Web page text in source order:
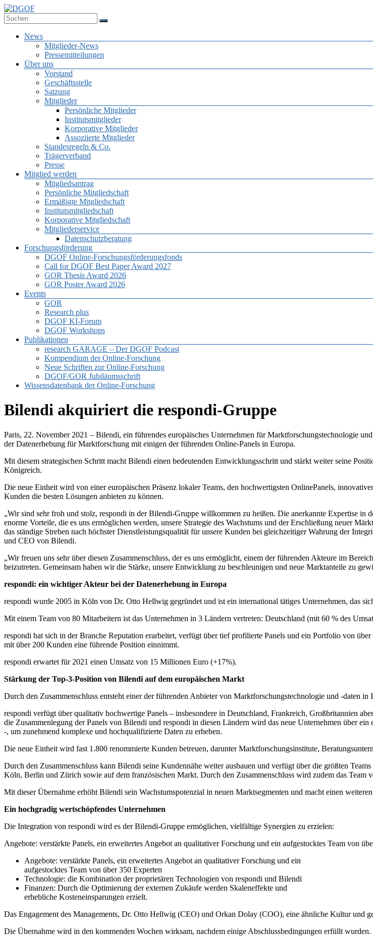
Zum
Inhalt
springen
Deutsche Gesellschaft für Online-Forschung e.V.
Menü
News
Mitglieder-News
Pressemitteilungen
Über uns
Vorstand
Geschäftsstelle
Satzung
Mitglieder
Persönliche Mitglieder
Institutsmitglieder
Korporative Mitglieder
Assoziierte Mitglieder
Standesregeln & Co.
Trägerverband
Presse
Mitglied werden
Mitgliedsantrag
Persönliche Mitgliedschaft
Ermäßigte Mitgliedschaft
Institutsmitgliedschaft
Korporative Mitgliedschaft
Mitgliederservice
Datenschutzberatung
Forschungsförderung
DGOF Online-Forschungsförderungsfonds
Call for DGOF Best Paper Award 2027
GOR Thesis Award 2026
GOR Poster Award 2026
Events
GOR
Research plus
DGOF KI-Forum
DGOF Workshops
Publikationen
research GARAGE – Der DGOF Podcast
Kompendium der Online-Forschung
Neue Schriften zur Online-Forschung
DGOF/GOR Jubiläumsschrift
Wissensdatenbank der Online-Forschung
Bilendi akquiriert die respondi-Gruppe
Paris, 22. November 2021 – Bilendi, ein führendes europäisches Unternehmen für Marktforschungstechnologie
der Datenerhebung für Marktforschung mit einigen der führenden Online-Panels in Europa.
Mit diesem strategischen Schritt macht Bilendi einen bedeutenden Entwicklungsschritt und stärkt weiter seine
Königreich.
Die neue Einheit wird von einer europäischen Präsenz lokaler Teams, den hochwertigsten OnlinePanels,
Kunden die besten Lösungen anbieten zu können.
„Wir sind sehr froh und stolz, respondi in der Bilendi-Gruppe willkommen zu heißen. Die anerkannte Expertise in
enorme Vorteile, die es uns ermöglichen werden, unsere Strategie des Wachstums und der Erschließung neuer
das ständige Streben nach höchster Dienstleistungsqualität für unsere Kunden bei gleichzeitiger Wahrung der
und CEO von Bilendi.
„Wir freuen uns sehr über diesen Zusammenschluss, der es uns ermöglicht, einem der führenden Akteure im
beizutreten. Gemeinsam haben wir die Stärke, unsere Entwicklung zu beschleunigen und neue Marktanteile zu
respondi: ein wichtiger Akteur bei der Datenerhebung in Europa
respondi wurde 2005 in Köln von Dr. Otto Hellwig gegründet und ist ein international tätiges Unternehmen, das
Mit einem Team von 80 Mitarbeitern ist das Unternehmen in 3 Ländern vertreten: Deutschland (mit 60 % des
respondi hat sich in der Branche Reputation erarbeitet, verfügt über tief profilierte Panels und ein Portfolio von
mit über 200 Kunden eine führende Position einnimmt.
respondi erwartet für 2021 einen Umsatz von 15 Millionen Euro (+17%).
Stärkung der Top-3-Position von Bilendi auf dem europäischen Markt
Durch den Zusammenschluss entsteht einer der führenden Anbieter von Marktforschungstechnologie und -daten in
respondi verfügt über qualitativ hochwertige Panels – insbesondere in Deutschland, Frankreich, Großbritannien
die Zusammenlegung der Panels von Bilendi und respondi in diesen Ländern wird das neue Unternehmen über
-, um zunehmend komplexe und hochqualifizierte Daten zu erheben.
Die neue Einheit wird fast 1.800 renommierte Kunden betreuen, darunter Marktforschungsinstitute,
Durch den Zusammenschluss kann Bilendi seine Kundennähe weiter ausbauen und verfügt über die größten
Köln, Berlin und Zürich sowie auf dem französischen Markt. Durch den Zusammenschluss wird zudem das Team
Mit dieser Übernahme erhöht Bilendi sein Wachstumspotenzial in neuen Marktsegmenten und macht einen
Ein hochgradig wertschöpfendes Unternehmen
Die Integration von respondi wird es der Bilendi-Gruppe ermöglichen, vielfältige Synergien zu erzielen:
Angebote: verstärkte Panels, ein erweitertes Angebot an qualitativer Forschung und ein aufgestocktes Team von
Angebote: verstärkte Panels, ein erweitertes Angebot an qualitativer Forschung und ein
aufgestocktes Team von über 350 Experten
Technologie: die Kombination der proprietären Technologien von respondi und Bilendi
Finanzen: Durch die Optimierung der externen Zukäufe werden Skaleneffekte und
erhebliche Kosteneinsparungen erzielt.
Das Engagement des Managements, Dr. Otto Hellwig (CEO) und Orkan Dolay (COO), eine ähnliche Kultur und
Die Übernahme wird in den kommenden Wochen wirksam, nachdem einige Abschlussbedingungen erfüllt wurden.